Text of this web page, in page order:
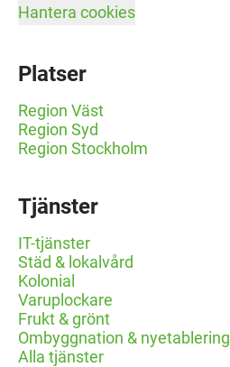
Hantera cookies
Platser
Region Väst
Region Syd
Region Stockholm
Tjänster
IT-tjänster
Städ & lokalvård
Kolonial
Varuplockare
Frukt & grönt
Ombyggnation & nyetablering
Alla tjänster